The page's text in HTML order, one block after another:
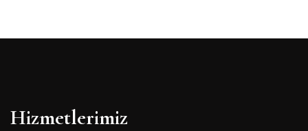
Hizmetlerimiz